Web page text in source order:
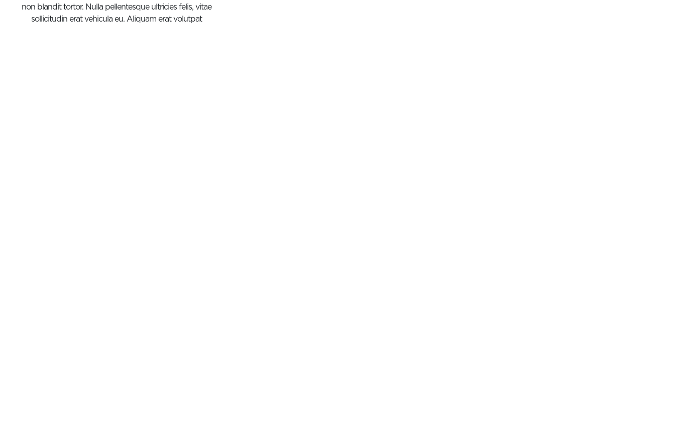
non blandit tortor. Nulla pellentesque ultricies felis, vitae
sollicitudin erat vehicula eu. Aliquam erat volutpat